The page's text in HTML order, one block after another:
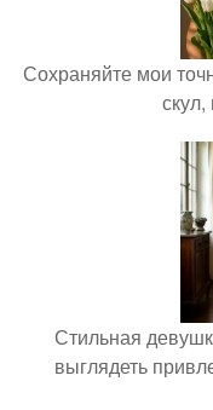
Сохраняйте мои
скул,
Стильная
выглядеть